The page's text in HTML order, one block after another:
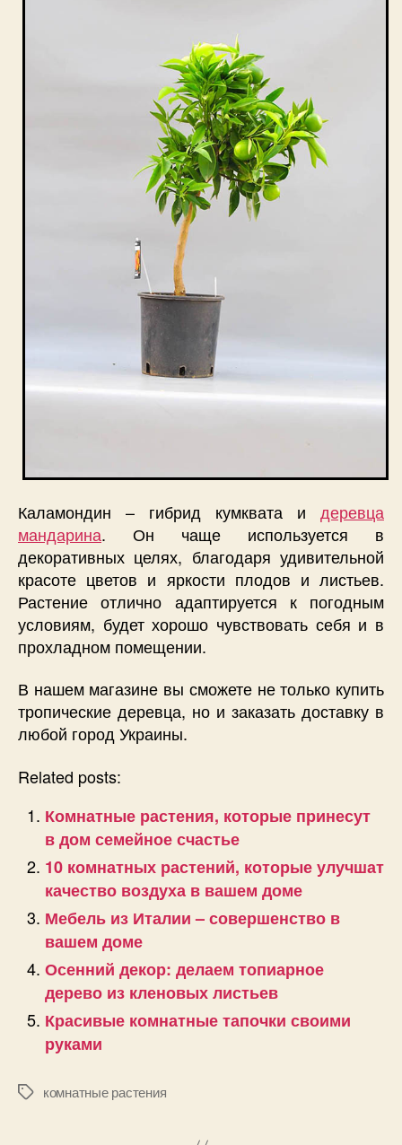
Каламондин – гибрид кумквата и деревца
мандарина. Он чаще используется в
декоративных целях, благодаря удивительной
красоте цветов и яркости плодов и листьев.
Растение отлично адаптируется к погодным
условиям, будет хорошо чувствовать себя и в
прохладном помещении.
В нашем магазине вы сможете не только купить
тропические деревца, но и заказать доставку в
любой город Украины.
Related posts:
Комнатные растения, которые принесут
в дом семейное счастье
10 комнатных растений, которые улучшат
качество воздуха в вашем доме
Мебель из Италии – совершенство в
вашем доме
Осенний декор: делаем топиарное
дерево из кленовых листьев
Красивые комнатные тапочки своими
руками
Позначкикомнатные растения